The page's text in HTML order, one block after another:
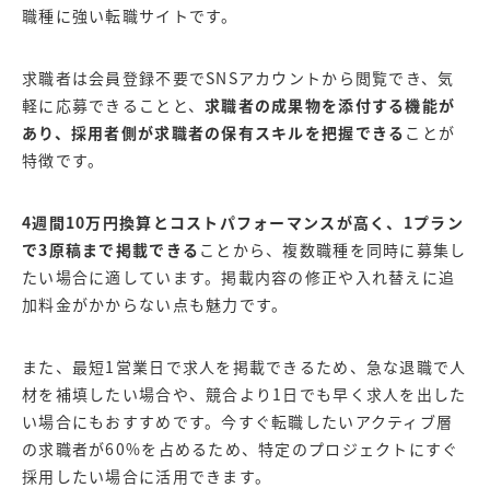
職種に強い転職サイトです。
求職者は会員登録不要でSNSアカウントから閲覧でき、気
軽に応募できることと、求職者の成果物を添付する機能が
あり、採用者側が求職者の保有スキルを把握できる ことが
特徴です。
4週間10万円換算とコストパフォーマンスが高く、1プラン
で3原稿まで掲載できる ことから、複数職種を同時に募集し
たい場合に適しています。掲載内容の修正や入れ替えに追
加料金がかからない点も魅力です。
また、最短1営業日で求人を掲載できるため、急な退職で人
材を補填したい場合や、競合より1日でも早く求人を出した
い場合にもおすすめです。今すぐ転職したいアクティブ層
の求職者が60%を占めるため、特定のプロジェクトにすぐ
採用したい場合に活用できます。